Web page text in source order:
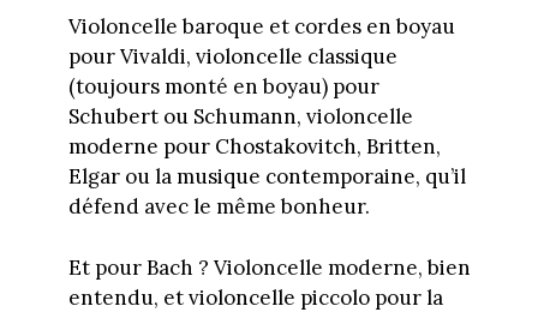
Violoncelle baroque et cordes en boyau
pour Vivaldi, violoncelle classique
(toujours monté en boyau) pour
Schubert ou Schumann, violoncelle
moderne pour Chostakovitch, Britten,
Elgar ou la musique contemporaine, qu’il
défend avec le même bonheur.
Et pour Bach ? Violoncelle moderne, bien
entendu, et violoncelle piccolo pour la